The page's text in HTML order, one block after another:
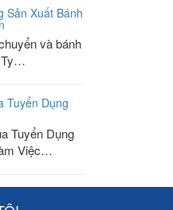
Sản Xuất Bánh
và bánh
Ty…
Tuyển Dụng
Tuyển Dụng
Việc…